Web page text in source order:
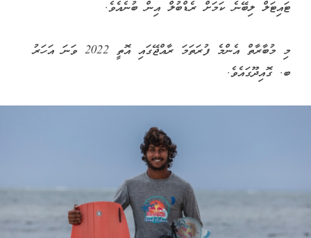
ޓައިޓަލް ލިބޭނެ ކަމަށް ރެޑްބުލް އިން ބުނެއެވެ.
މި މުބާރާތް އެންމެ ފުރަތަމަ ރާއްޖޭގައި އޮތީ 2022 ވަނަ އަހަރު
ބ. ގޮއިދޫގައެވެ.